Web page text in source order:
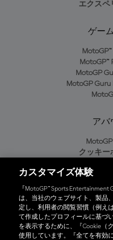
エクスペ
ゲー
MotoGP™
MotoGP
MotoGP Guru
アバ
クッキー
プライバシ
購入ポ
オフィシ
カスタマイズ体験
『MotoGP™ Sports
は、当社のウェブサイト、製品
定し、利用者の閲覧習慣（例え
て作成したプロフィールに基づ
を表示するために、『Cookie（
使用しています。『全てを有効